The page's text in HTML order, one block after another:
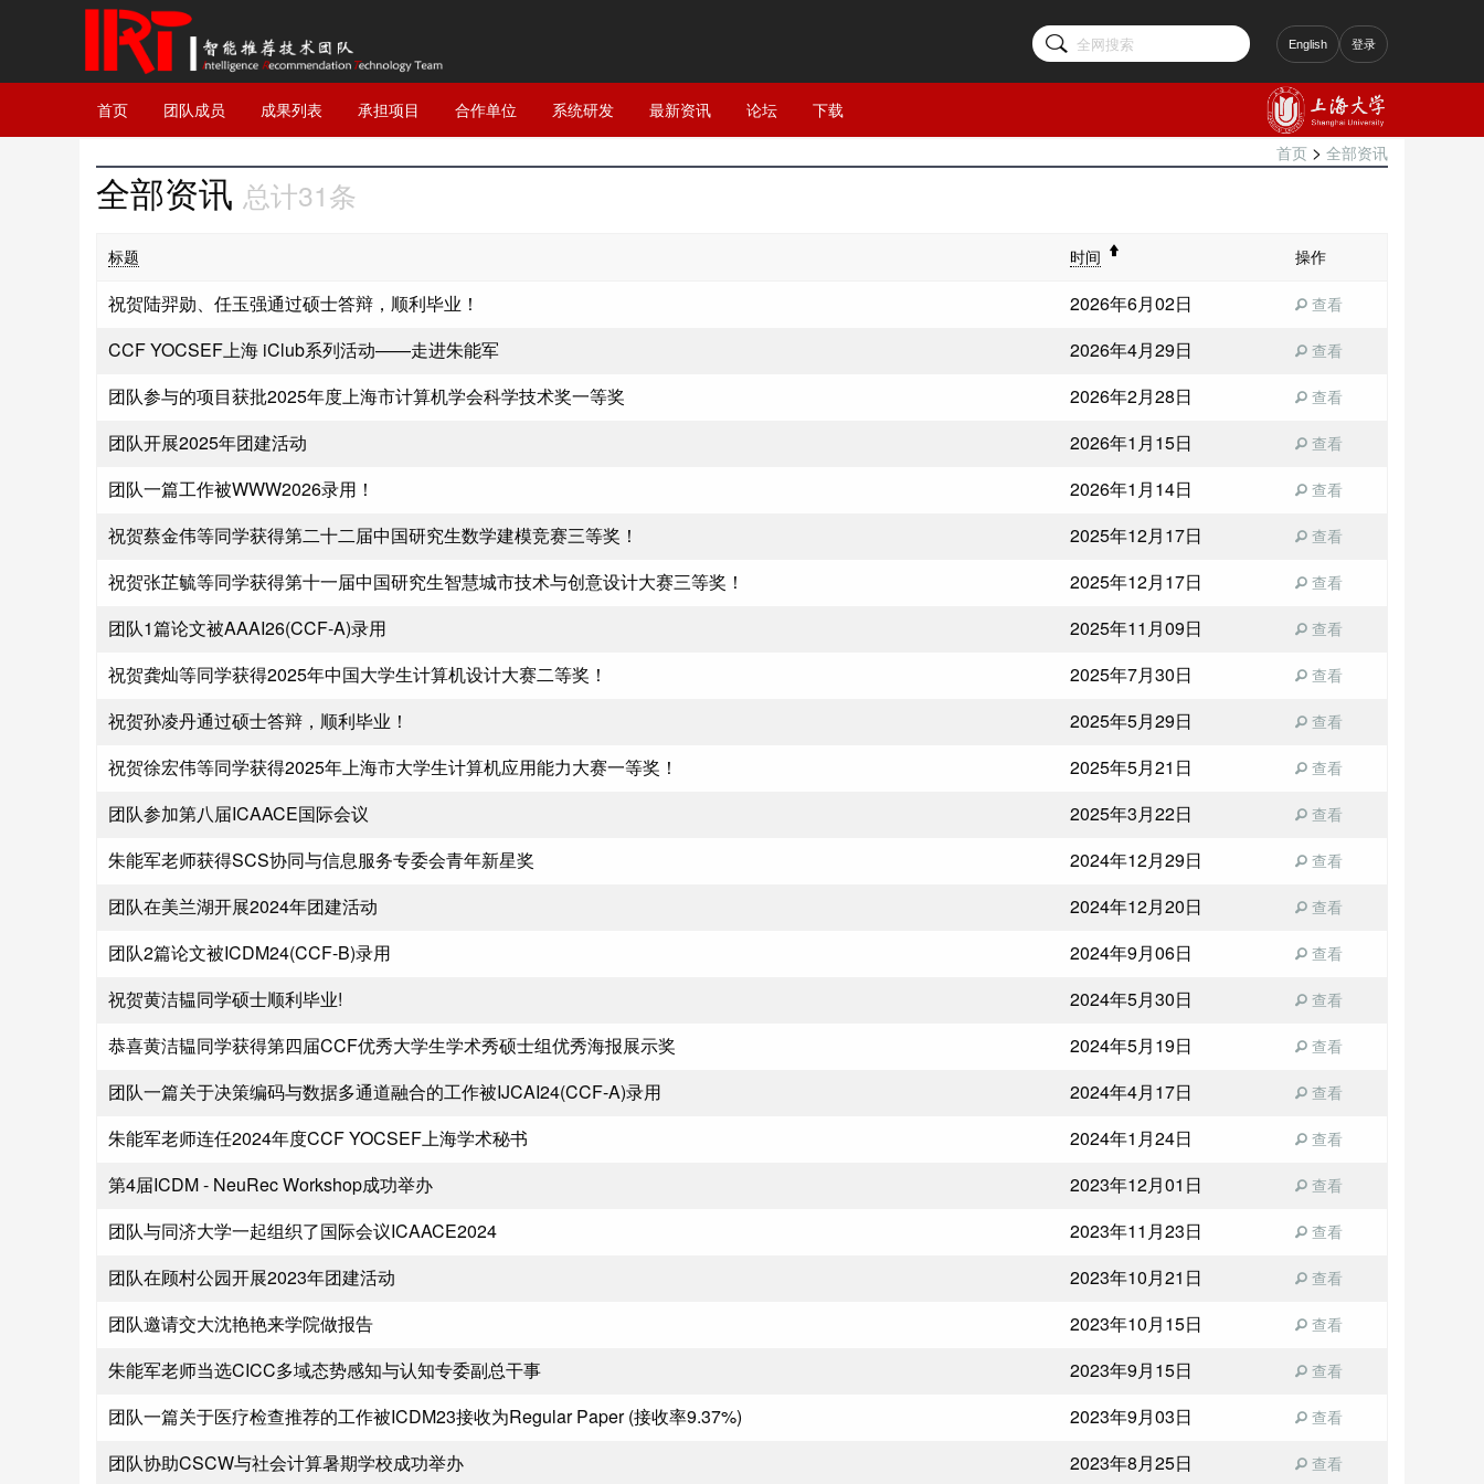
English 登录
首页 团队成员 成果列表 承担项目 合作单位 系统研发 最新资讯 论坛 下载
首页 > 全部资讯
全部资讯 总计31条
标题 时间 操作
祝贺陆羿勋、任玉强通过硕士答辩，顺利毕业！ 2026年6月02日 查看
CCF YOCSEF上海 iClub系列活动——走进朱能军 2026年4月29日 查看
团队参与的项目获批2025年度上海市计算机学会科学技术奖一等奖 2026年2月28日 查看
团队开展2025年团建活动 2026年1月15日 查看
团队一篇工作被WWW2026录用！ 2026年1月14日 查看
祝贺蔡金伟等同学获得第二十二届中国研究生数学建模竞赛三等奖！ 2025年12月17日 查看
祝贺张芷毓等同学获得第十一届中国研究生智慧城市技术与创意设计大赛三等奖！ 2025年12月17日 查看
团队1篇论文被AAAI26(CCF-A)录用 2025年11月09日 查看
祝贺龚灿等同学获得2025年中国大学生计算机设计大赛二等奖！ 2025年7月30日 查看
祝贺孙凌丹通过硕士答辩，顺利毕业！ 2025年5月29日 查看
祝贺徐宏伟等同学获得2025年上海市大学生计算机应用能力大赛一等奖！ 2025年5月21日 查看
团队参加第八届ICAACE国际会议 2025年3月22日 查看
朱能军老师获得SCS协同与信息服务专委会青年新星奖 2024年12月29日 查看
团队在美兰湖开展2024年团建活动 2024年12月20日 查看
团队2篇论文被ICDM24(CCF-B)录用 2024年9月06日 查看
祝贺黄洁韫同学硕士顺利毕业! 2024年5月30日 查看
恭喜黄洁韫同学获得第四届CCF优秀大学生学术秀硕士组优秀海报展示奖 2024年5月19日 查看
团队一篇关于决策编码与数据多通道融合的工作被IJCAI24(CCF-A)录用 2024年4月17日 查看
朱能军老师连任2024年度CCF YOCSEF上海学术秘书 2024年1月24日 查看
第4届ICDM - NeuRec Workshop成功举办 2023年12月01日 查看
团队与同济大学一起组织了国际会议ICAACE2024 2023年11月23日 查看
团队在顾村公园开展2023年团建活动 2023年10月21日 查看
团队邀请交大沈艳艳来学院做报告 2023年10月15日 查看
朱能军老师当选CICC多域态势感知与认知专委副总干事 2023年9月15日 查看
团队一篇关于医疗检查推荐的工作被ICDM23接收为Regular Paper (接收率9.37%) 2023年9月03日 查看
团队协助CSCW与社会计算暑期学校成功举办 2023年8月25日 查看